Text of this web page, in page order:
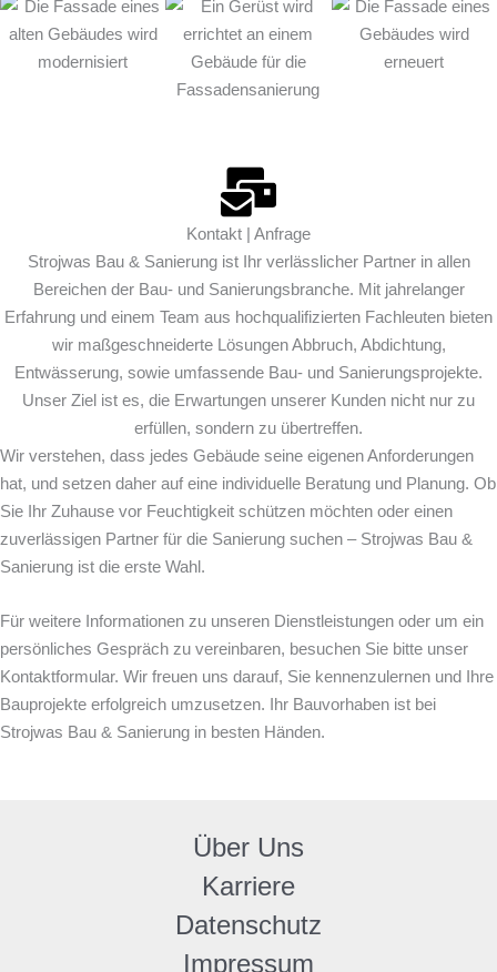
Kontakt | Anfrage
Strojwas Bau & Sanierung ist Ihr verlässlicher Partner in allen
Bereichen der Bau- und Sanierungsbranche. Mit jahrelanger
Erfahrung und einem Team aus hochqualifizierten Fachleuten bieten
wir maßgeschneiderte Lösungen Abbruch, Abdichtung,
Entwässerung, sowie umfassende Bau- und Sanierungsprojekte.
Unser Ziel ist es, die Erwartungen unserer Kunden nicht nur zu
erfüllen, sondern zu übertreffen.
Wir verstehen, dass jedes Gebäude seine eigenen Anforderungen
hat, und setzen daher auf eine individuelle Beratung und Planung. Ob
Sie Ihr Zuhause vor Feuchtigkeit schützen möchten oder einen
zuverlässigen Partner für die Sanierung suchen – Strojwas Bau &
Sanierung ist die erste Wahl.
Für weitere Informationen zu unseren Dienstleistungen oder um ein
persönliches Gespräch zu vereinbaren, besuchen Sie bitte unser
Kontaktformular. Wir freuen uns darauf, Sie kennenzulernen und Ihre
Bauprojekte erfolgreich umzusetzen. Ihr Bauvorhaben ist bei
Strojwas Bau & Sanierung in besten Händen.
Über Uns
Karriere
Datenschutz
Impressum